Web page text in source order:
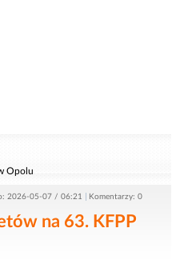
Opolu
2026-05-07 / 06:21 Komentarzy: 0
na 63. KFPP